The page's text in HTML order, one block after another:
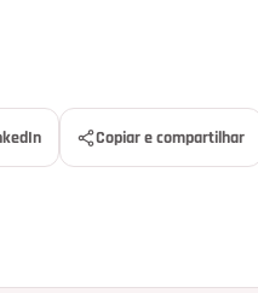
Copiar e compartilhar